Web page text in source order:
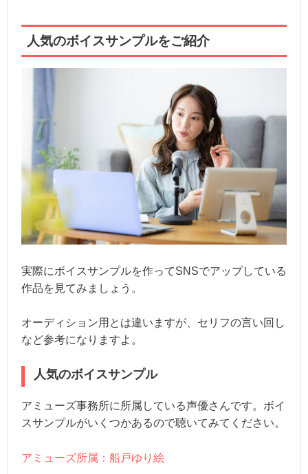
人気のボイスサンプルをご紹介
実際にボイスサンプルを作ってSNSでアップしている
作品を見てみましょう。
オーディション用とは違いますが、セリフの言い回し
など参考になりますよ。
人気のボイスサンプル
アミューズ事務所に所属している声優さんです。ボイ
スサンプルがいくつかあるので聴いてみてください。
アミューズ所属：船戸ゆり絵